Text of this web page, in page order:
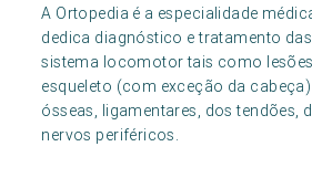
A Ortopedia é a especialidade
dedica diagnóstico e tratamento
sistema locomotor tais como
esqueleto (com exceção da
ósseas, ligamentares, dos tendões,
nervos periféricos.